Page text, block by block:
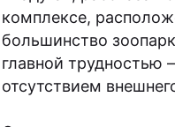
комплексе,
большинство
главной трудностью
отсутствием